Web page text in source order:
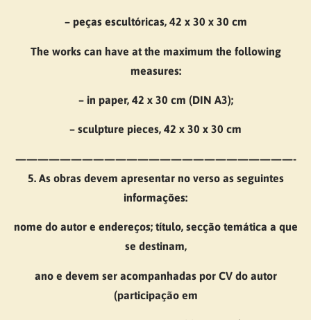
– peças escultóricas, 42 x 30 x 30 cm
The works can have at the maximum the following
measures:
– in paper, 42 x 30 cm (DIN A3);
– sculpture pieces, 42 x 30 x 30 cm
—————————————————————————-
5. As obras devem apresentar no verso as seguintes
informações:
nome do autor e endereços; título, secção temática a que
se destinam,
ano e devem ser acompanhadas por CV do autor
(participação em